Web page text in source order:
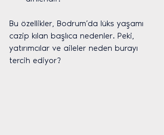
Bu özellikler, Bodrum’da lüks yaşamı
cazip kılan başlıca nedenler. Peki,
yatırımcılar ve aileler neden burayı
tercih ediyor?